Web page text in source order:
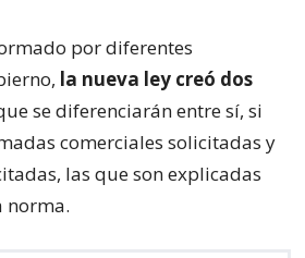
por diferentes
la nueva ley creó dos
se diferenciarán entre sí, si
comerciales solicitadas y
las que son explicadas
norma.